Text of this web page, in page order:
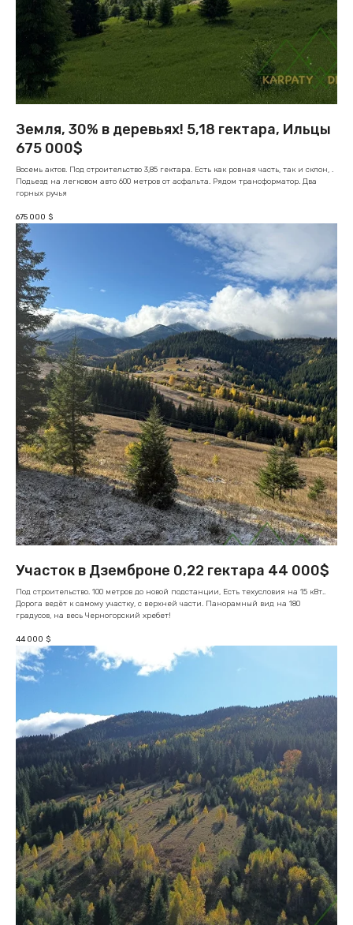
Земля, 30% в деревьях! 5,18 гектара, Ильцы
675 000$
Восемь актов. Под строительство 3,85 гектара. Есть как ровная часть, так и склон, .
Подьезд на легковом авто 600 метров от асфальта. Рядом трансформатор. Два
горных ручья
675 000 $
Участок в Дземброне 0,22 гектара 44 000$
Под строительство. 100 метров до новой подстанции, Есть техусловия на 15 кВт..
Дорога ведёт к самому участку, с верхней части. Панорамный вид на 180
градусов, на весь Черногорский хребет!
44 000 $